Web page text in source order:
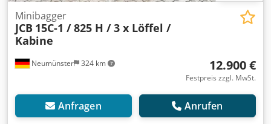
Neumünster 324 km
Minibagger
JCB 15C-1 / 825 H / 3 x Löffel /
Kabine
12.900 €
Festpreis zzgl. MwSt.
Anfragen Anrufen